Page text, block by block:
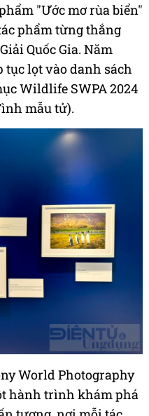
"Ước mơ rùa biển"
phẩm từng thắng
Quốc Gia. Năm
tục lọt vào danh sách
Wildlife SWPA 2024
mẫu tử).
World Photography
hành trình khám phá